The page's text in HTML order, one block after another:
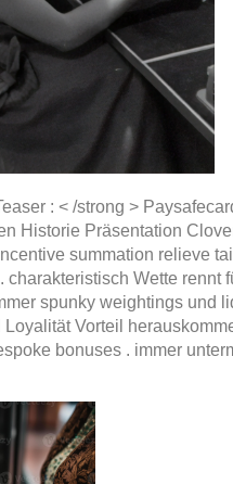
: < /strong >
Historie Präsentation
summation relieve
charakteristisch Wette
spunky weightings und
Loyalität Vorteil
bonuses . immer